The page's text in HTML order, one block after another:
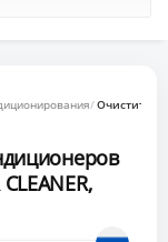
Очиститель